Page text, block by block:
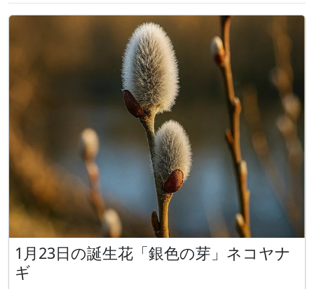
1月23日の誕生花「銀色の芽」ネコヤナ
ギ